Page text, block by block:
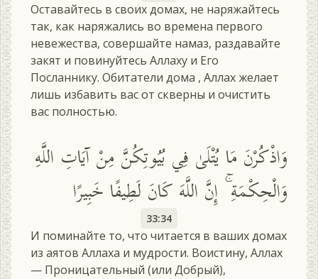
Оставайтесь в своих домах, не наряжайтесь
так, как наряжались во времена первого
невежества, совершайте намаз, раздавайте
закят и повинуйтесь Аллаху и Его
Посланнику. Обитатели дома , Аллах желает
лишь избавить вас от скверны и очистить
вас полностью.
وَاذْكُرْنَ مَا يُتْلَىٰ فِي بُيُوتِكُنَّ مِنْ آيَاتِ اللَّهِ
وَالْحِكْمَةِ ۚ إِنَّ اللَّهَ كَانَ لَطِيفًا خَبِيرًا
33:34
И поминайте то, что читается в ваших домах
из аятов Аллаха и мудрости. Воистину, Аллах
— Проницательный (или Добрый),